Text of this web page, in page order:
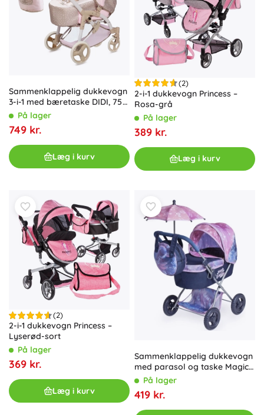
sociale færdigheder. Stilrene farver, stabil ramme ogsikre
materialergør disse vogne til enideel gavetil både piger
og drenge.
Sammenklappelig dukkevogn
3-i-1 med bæretaske DIDI, 75
cmPå lager
749 kr.
Læg i kurv
(2)
2-i-1 dukkevogn Princess –
Rosa-grå
På lager
389 kr.
Læg i kurv
(2)
2-i-1 dukkevogn Princess –
Lyserød-sort
På lager
369 kr.
Læg i kurv
Sammenklappelig dukkevogn
med parasol og taske Magic
Bubble 60 cm
På lager
419 kr.